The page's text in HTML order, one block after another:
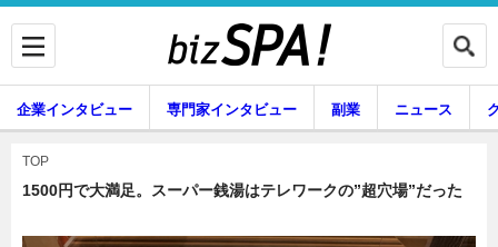
企業インタビュー 専門家インタビュー 副業 ニュース
暮らし
TOP
1500円で大満足。スーパー銭湯はテレワークの”超穴場”だった